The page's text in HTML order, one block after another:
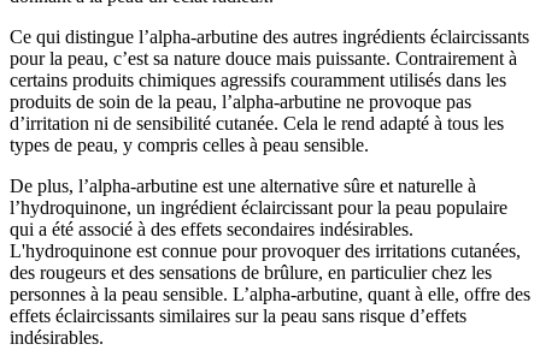
Ce qui distingue l’alpha-arbutine des autres ingrédients éclaircissants
pour la peau, c’est sa nature douce mais puissante. Contrairement à
certains produits chimiques agressifs couramment utilisés dans les
produits de soin de la peau, l’alpha-arbutine ne provoque pas
d’irritation ni de sensibilité cutanée. Cela le rend adapté à tous les
types de peau, y compris celles à peau sensible.
De plus, l’alpha-arbutine est une alternative sûre et naturelle à
l’hydroquinone, un ingrédient éclaircissant pour la peau populaire
qui a été associé à des effets secondaires indésirables.
L'hydroquinone est connue pour provoquer des irritations cutanées,
des rougeurs et des sensations de brûlure, en particulier chez les
personnes à la peau sensible. L’alpha-arbutine, quant à elle, offre des
effets éclaircissants similaires sur la peau sans risque d’effets
indésirables.